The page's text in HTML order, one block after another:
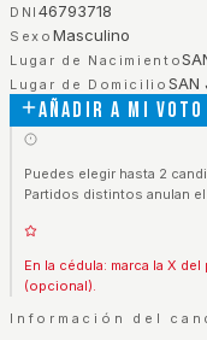
DNI 46793718
Sexo Masculino
Lugar de Nacimiento
Lugar de Domicilio SAN
Añadir a mi voto
Puedes elegir hasta 2
Partidos distintos anulan
En la cédula: marca la X
(opcional).
Información del